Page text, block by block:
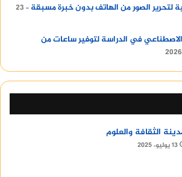
لتحرير الصور من الهاتف بدون خبرة مسبقة
23
في الدراسة لتوفير ساعات من
الثقافة والعلوم
13 يوليو، 2025